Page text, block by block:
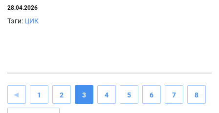
28.04.2026
Тэги: ЦИК
1 2 3 4 5 6 7 8